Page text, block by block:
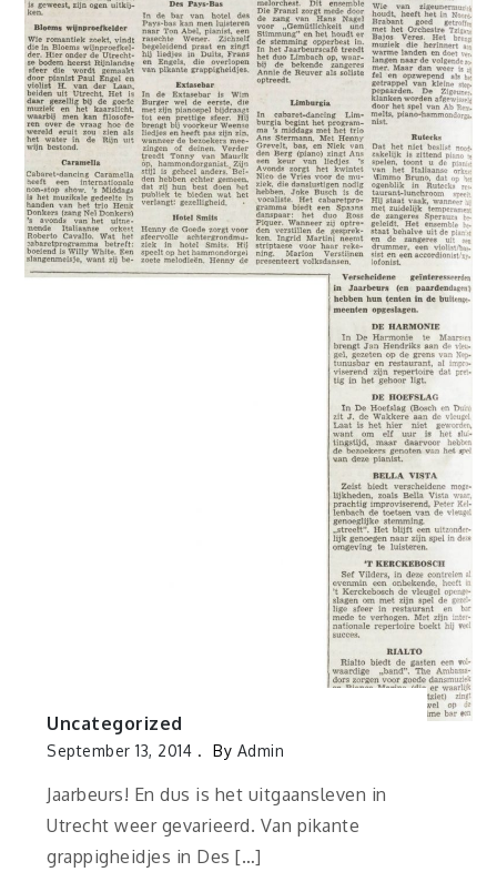
Uncategorized
September 13, 2014 By Admin
Jaarbeurs! En dus is het uitgaansleven in
Utrecht weer gevarieerd. Van pikante
grappigheidjes in Des […]